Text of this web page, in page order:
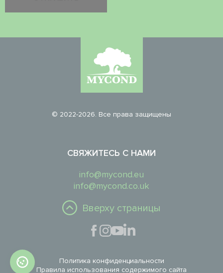
© 2022-2026. Все права защищены
СВЯЖИТЕСЬ С НАМИ
info@mycond.eu
info@mycond.co.uk
Вверху страницы
Политика конфиденциальности
Правила использования содержимого сайта